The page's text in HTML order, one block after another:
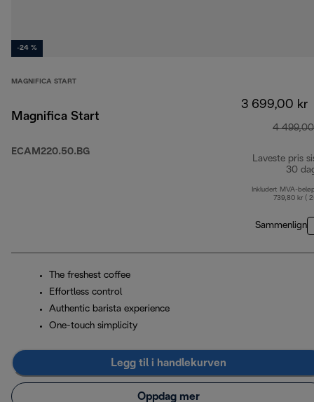
-24 %
MAGNIFICA START
Magnifica Start
ECAM220.50.BG
3 699,00 kr
4
Laveste pris
30
Inkludert MVA-
739,80 kr (
Sammenlign
The freshest coffee
Effortless control
Authentic barista experience
One-touch simplicity
Legg til i handlekurven
Oppdag mer